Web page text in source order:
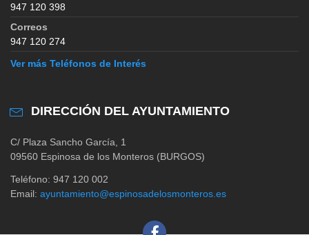
947 120 398
Correos
947 120 274
Ver más Teléfonos de Interés
DIRECCIÓN DEL AYUNTAMIENTO
C/ Plaza Sancho García, 1
09560 Espinosa de los Monteros (BURGOS)
Teléfono: 947 120 002
Email: ayuntamiento@espinosadelosmonteros.es